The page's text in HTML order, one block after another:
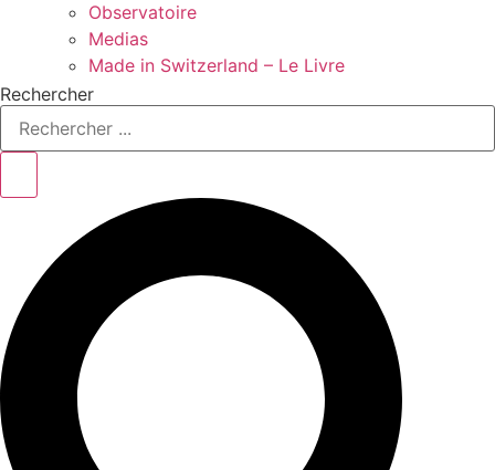
Observatoire
Medias
Made in Switzerland – Le Livre
Rechercher